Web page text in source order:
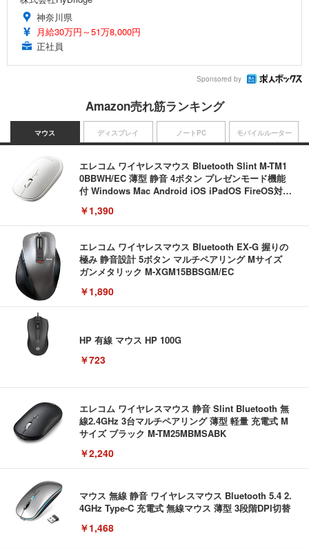
神奈川県
月給30万円～51万8,000円
正社員
Sponsored by
Amazon売れ筋ランキング
マウス
エレコム ワイヤレスマウス Bluetooth Slint M-TM1
0BBWH/EC 薄型 静音 4ボタン プレゼンモード機能
付 Windows Mac Android iOS iPadOS FireOS対応
￥1,390
エレコム ワイヤレスマウス Bluetooth EX-G 握りの
極み 静音設計 5ボタン マルチペアリング Mサイズ
ガンメタリック M-XGM15BBSGM/EC
￥1,890
HP 有線 マウス HP 100G
￥723
エレコム ワイヤレスマウス 静音 Slint Bluetooth 無
線2.4GHz 3台マルチペアリング 薄型 軽量 充電式 M
サイズ ブラック M-TM25MBMSABK
￥2,240
マウス 無線 静音 ワイヤレスマウス Bluetooth 5.4 2.
4GHz Type-C 充電式 無線マウス 薄型 3段階DPI切替
￥1,468
ディスプレイ ノートPC モバイルルーター